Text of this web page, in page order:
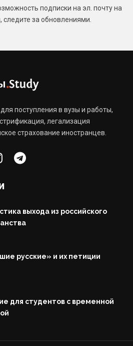
подписки на эл. почту на
следите за обновлениями.
поступления в вузы и работы,
легализация
страхование иностранцев.
выхода из российского
русские» и их петиции
для студентов с временной